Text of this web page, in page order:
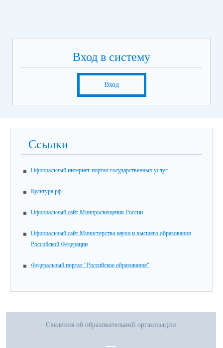
Вход в систему
Вход
Ссылки
Официальный интернет-портал государственных услуг
Культура.рф
Официальный сайт Минпросвещения России
Официальный сайт Министерства науки и высшего образования
Российской Федерации
Федеральный портал "Российское образование"
Сведения об образовательной организации